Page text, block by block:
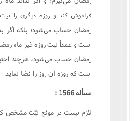
فراموش کند و روزه دیگری را
رمضان حساب می‌شود؛ بلکه اگر
است و عمداً نیت روزه غیر ماه
رمضان حساب می‌شود، هرچند
است که روزه آن روز را قضا نماید.
مسأله 1566 :
لازم نیست در موقع نیّت مشخص